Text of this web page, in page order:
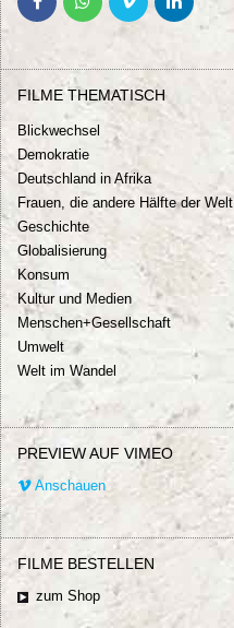
FILME THEMATISCH
Blickwechsel
Demokratie
Deutschland in Afrika
Frauen, die andere Hälfte der Welt
Geschichte
Globalisierung
Konsum
Kultur und Medien
Menschen+Gesellschaft
Umwelt
Welt im Wandel
PREVIEW AUF VIMEO
Anschauen
FILME BESTELLEN
zum Shop